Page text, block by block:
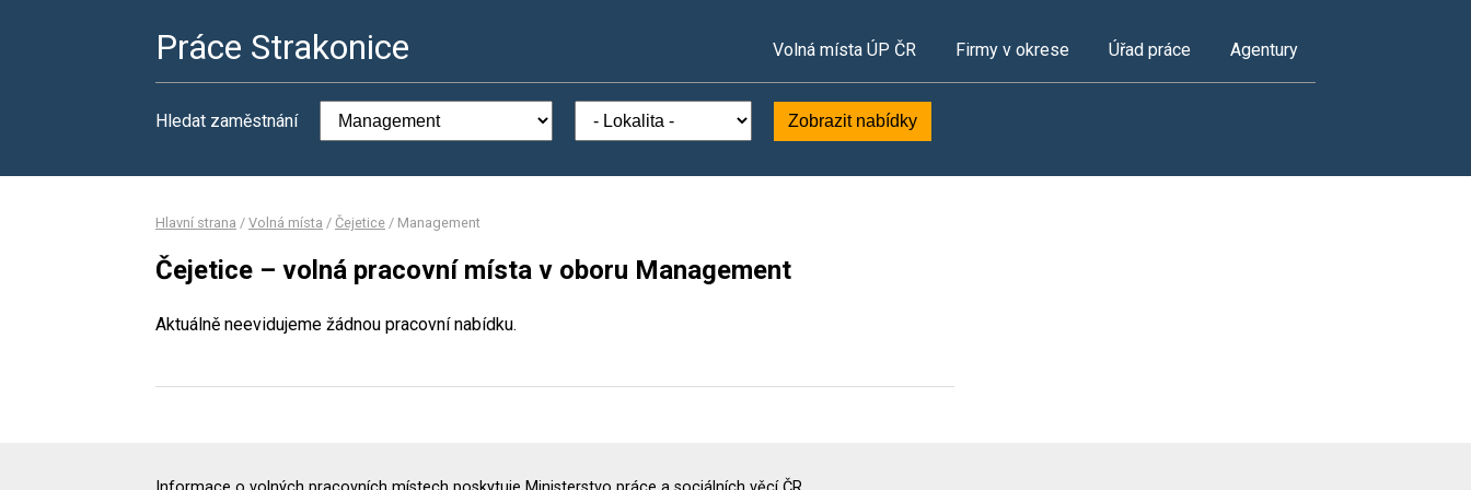
Práce Strakonice Volná místa ÚP ČR Firmy v okrese Úřad práce Agentury
Hledat zaměstnání Zobrazit nabídky
Hlavní strana / Volná místa / Čejetice / Management
Čejetice – volná pracovní místa v oboru Management
Aktuálně neevidujeme žádnou pracovní nabídku.